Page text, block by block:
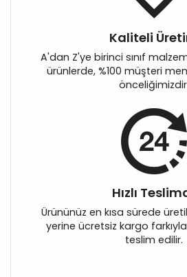
Kaliteli
A'dan Z'ye birinci sınıf
ürünlerde, %100 müşteri
Hızlı
Ürününüz en kısa sürede
yerine ücretsiz kargo
teslim edilir.